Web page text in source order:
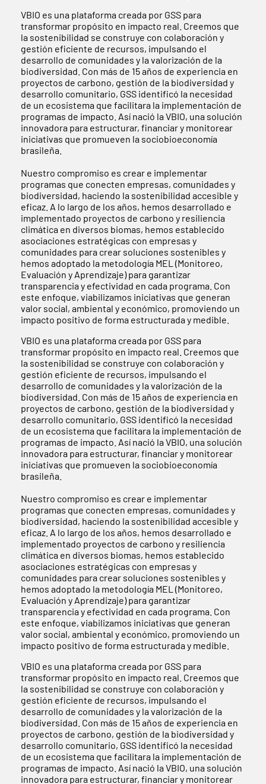
VBIO es una plataforma creada por GSS para
transformar propósito en impacto real. Creemos que
la sostenibilidad se construye con colaboración y
gestión eficiente de recursos, impulsando el
desarrollo de comunidades y la valorización de la
biodiversidad. Con más de 15 años de experiencia en
proyectos de carbono, gestión de la biodiversidad y
desarrollo comunitario, GSS identificó la necesidad
de un ecosistema que facilitara la implementación de
programas de impacto. Así nació la VBIO, una solución
innovadora para estructurar, financiar y monitorear
iniciativas que promueven la sociobioeconomía
brasileña.
Nuestro compromiso es crear e implementar
programas que conecten empresas, comunidades y
biodiversidad, haciendo la sostenibilidad accesible y
eficaz. A lo largo de los años, hemos desarrollado e
implementado proyectos de carbono y resiliencia
climática en diversos biomas, hemos establecido
asociaciones estratégicas con empresas y
comunidades para crear soluciones sostenibles y
hemos adoptado la metodología MEL (Monitoreo,
Evaluación y Aprendizaje) para garantizar
transparencia y efectividad en cada programa. Con
este enfoque, viabilizamos iniciativas que generan
valor social, ambiental y económico, promoviendo un
impacto positivo de forma estructurada y medible.
VBIO es una plataforma creada por GSS para
transformar propósito en impacto real. Creemos que
la sostenibilidad se construye con colaboración y
gestión eficiente de recursos, impulsando el
desarrollo de comunidades y la valorización de la
biodiversidad. Con más de 15 años de experiencia en
proyectos de carbono, gestión de la biodiversidad y
desarrollo comunitario, GSS identificó la necesidad
de un ecosistema que facilitara la implementación de
programas de impacto. Así nació la VBIO, una solución
innovadora para estructurar, financiar y monitorear
iniciativas que promueven la sociobioeconomía
brasileña.
Nuestro compromiso es crear e implementar
programas que conecten empresas, comunidades y
biodiversidad, haciendo la sostenibilidad accesible y
eficaz. A lo largo de los años, hemos desarrollado e
implementado proyectos de carbono y resiliencia
climática en diversos biomas, hemos establecido
asociaciones estratégicas con empresas y
comunidades para crear soluciones sostenibles y
hemos adoptado la metodología MEL (Monitoreo,
Evaluación y Aprendizaje) para garantizar
transparencia y efectividad en cada programa. Con
este enfoque, viabilizamos iniciativas que generan
valor social, ambiental y económico, promoviendo un
impacto positivo de forma estructurada y medible.
VBIO es una plataforma creada por GSS para
transformar propósito en impacto real. Creemos que
la sostenibilidad se construye con colaboración y
gestión eficiente de recursos, impulsando el
desarrollo de comunidades y la valorización de la
biodiversidad. Con más de 15 años de experiencia en
proyectos de carbono, gestión de la biodiversidad y
desarrollo comunitario, GSS identificó la necesidad
de un ecosistema que facilitara la implementación de
programas de impacto. Así nació la VBIO, una solución
innovadora para estructurar, financiar y monitorear